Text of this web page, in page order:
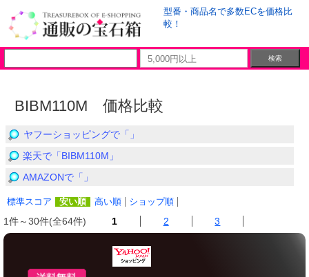
型番・商品名で多数ECを価格比
較！
BIBM110M 価格比較
ヤフーショッピングで「」
楽天で「BIBM110M」
AMAZONで「」
標準スコア 安い順 高い順 ショップ順
1件～30件(全64件) 1 2 3